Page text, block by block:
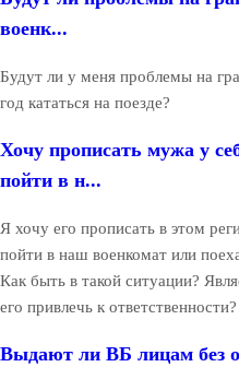
военк...
Будут ли у меня проблемы на
год кататься на поезде?
Хочу прописать мужа у
пойти в н...
Я хочу его прописать в этом
пойти в наш военкомат или
Как быть в такой ситуации?
его привлечь к ответственности?
Выдают ли ВБ лицам без